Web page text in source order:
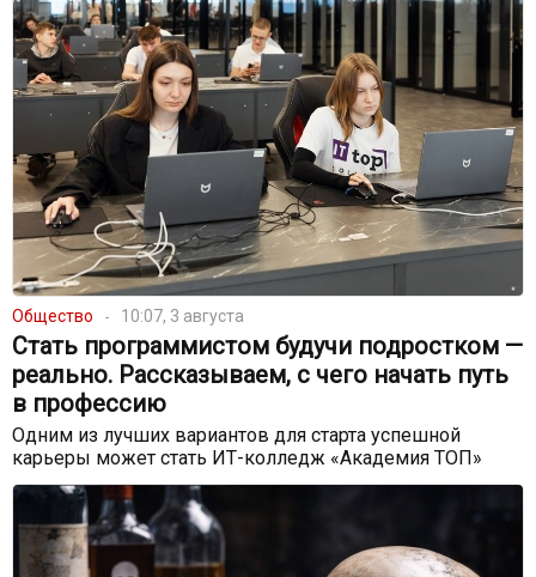
Общество 10:07, 3 августа
Стать программистом будучи подростком —
реально. Рассказываем, с чего начать путь
в профессию
Одним из лучших вариантов для старта успешной
карьеры может стать ИТ-колледж «Академия ТОП»